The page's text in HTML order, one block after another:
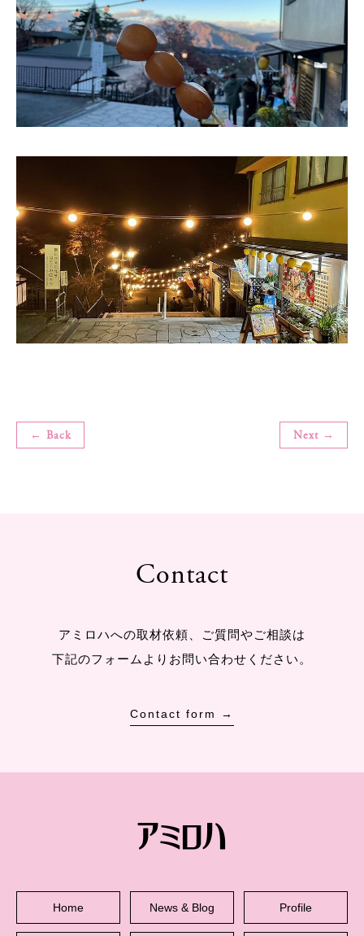
← Back Next →
Contact
アミロハへの取材依頼、ご質問やご相談は
下記のフォームよりお問い合わせください。
Contact form →
Home News & Blog Profile